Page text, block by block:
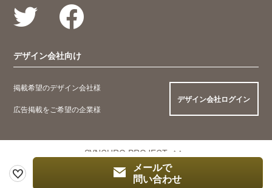
メールで
問い合わせ
デザイン会社向け
掲載希望のデザイン会社様
広告掲載をご希望の企業様
デザイン会社ログイン
SYNCHRO PROJECT
© 2005 Synchro Food Co., Ltd.